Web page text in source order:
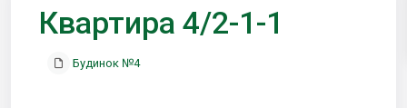
Квартира 4/2-1-1
Будинок №4